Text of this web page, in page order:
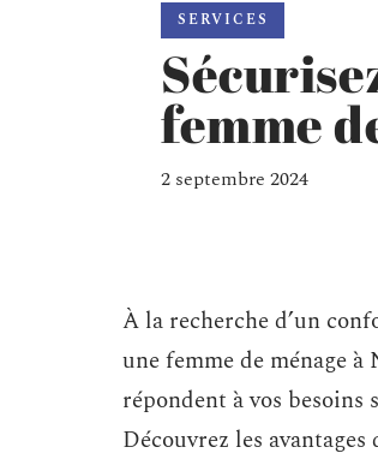
SERVICES
femme
2 septembre 2024
À la recherche d’un
une femme de ménage
répondent à vos
Découvrez les